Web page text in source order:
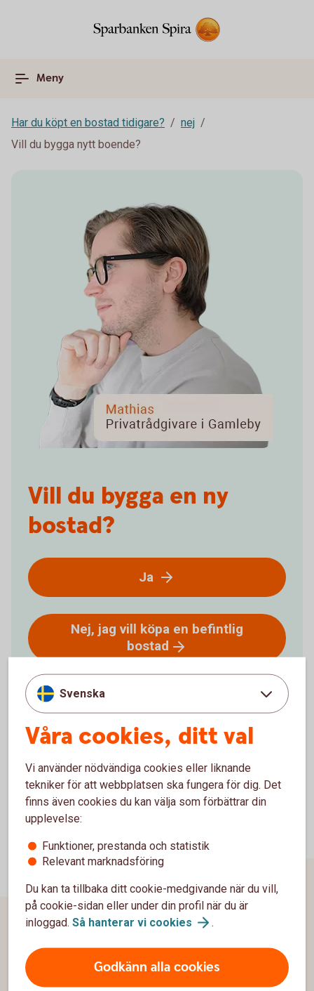
Meny
Har du köpt en bostad tidigare?
nej
Vill du bygga nytt boende?
Vill du bygga en ny
bostad?
Ja
Nej, jag vill köpa en befintlig
bostad
Tillbaka till startsidan för Digitala
Bostadsguiden
Svenska
Våra cookies, ditt val
Vi använder nödvändiga cookies eller liknande
tekniker för att webbplatsen ska fungera för dig. Det
finns även cookies du kan välja som förbättrar din
upplevelse:
Funktioner, prestanda och statistik
Relevant marknadsföring
Du kan ta tillbaka ditt cookie-medgivande när du vill,
på cookie-sidan eller under din profil när du är
inloggad. Så hanterar vi cookies .
Godkänn alla cookies
Sidfot
Hitta snabbt
Kundservice